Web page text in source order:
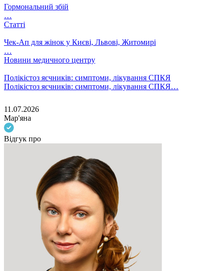
Гормональний збій
…
Статті
Чек-Ап для жінок у Києві, Львові, Житомирі
…
Новини медичного центру
Полікістоз яєчників: симптоми, лікування СПКЯ
Полікістоз яєчників: симптоми, лікування СПКЯ…
11.07.2026
Мар'яна
Відгук про